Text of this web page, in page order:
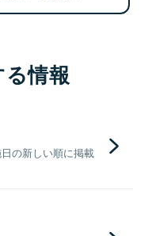
情報
の新しい順に掲載